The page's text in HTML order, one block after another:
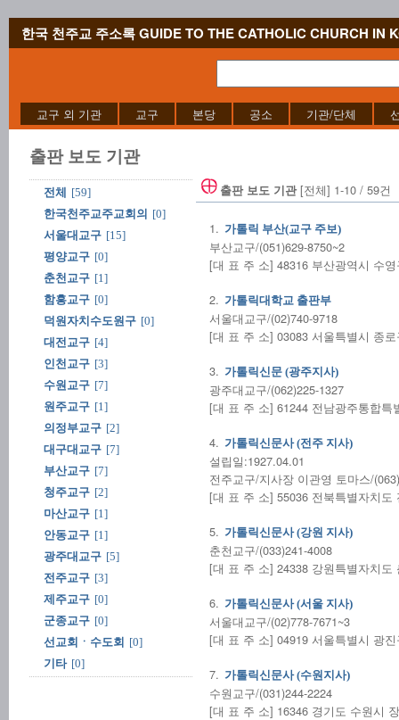
한국 천주교 주소록 GUIDE TO THE CATHOLIC CHURCH IN
교구 외 기관 교구 본당 공소 기관/단체
출판 보도 기관
전체
[59]
한국천주교주교회의 [0]
서울대교구 [15]
평양교구 [0]
춘천교구 [1]
함흥교구 [0]
덕원자치수도원구 [0]
대전교구 [4]
인천교구 [3]
수원교구 [7]
원주교구 [1]
의정부교구 [2]
대구대교구 [7]
부산교구 [7]
청주교구 [2]
마산교구 [1]
안동교구 [1]
광주대교구 [5]
전주교구 [3]
제주교구 [0]
군종교구 [0]
선교회ㆍ수도회 [0]
기타 [0]
출판 보도 기관[전체] 1-10 / 59건
1. 가톨릭 부산(교구 주보)
부산교구/(051)629-8750~2
[대 표 주 소] 48316 부산광역시 수
2. 가톨릭대학교 출판부
서울대교구/(02)740-9718
[대 표 주 소] 03083 서울특별시 종
3. 가톨릭신문 (광주지사)
광주대교구/(062)225-1327
[대 표 주 소] 61244 전남광주통합특
4. 가톨릭신문사 (전주 지사)
설립일:1927.04.01
전주교구/지사장 이관영 토마스/
[대 표 주 소] 55036 전북특별자치
5. 가톨릭신문사 (강원 지사)
춘천교구/(033)241-4008
[대 표 주 소] 24338 강원특별자치
6. 가톨릭신문사 (서울 지사)
서울대교구/(02)778-7671~3
[대 표 주 소] 04919 서울특별시 광
7. 가톨릭신문사 (수원지사)
수원교구/(031)244-2224
[대 표 주 소] 16346 경기도 수원시